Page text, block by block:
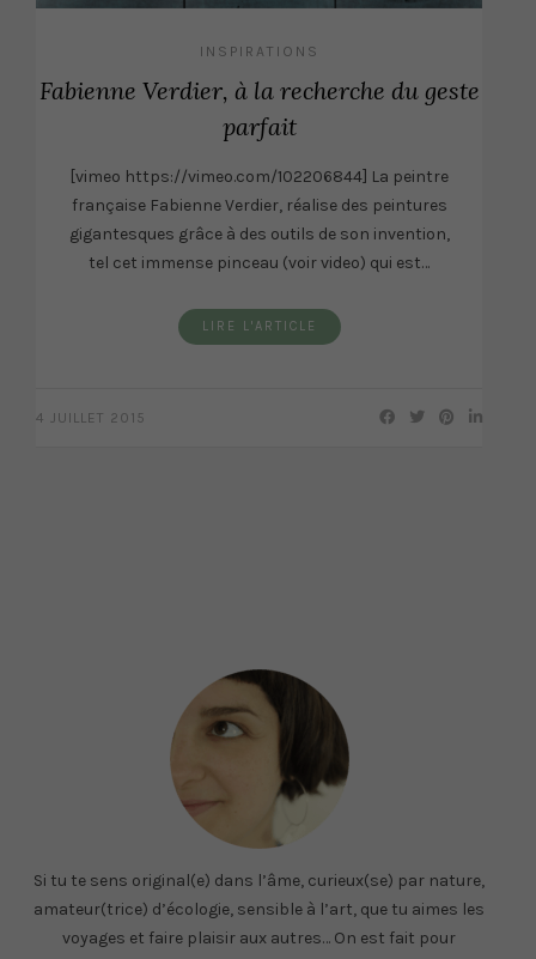
INSPIRATIONS
Fabienne Verdier, à la recherche du geste
parfait
[vimeo https://vimeo.com/102206844] La peintre
française Fabienne Verdier, réalise des peintures
gigantesques grâce à des outils de son invention,
tel cet immense pinceau (voir video) qui est…
LIRE L'ARTICLE
4 JUILLET 2015
Si tu te sens original(e) dans l’âme, curieux(se) par nature,
amateur(trice) d’écologie, sensible à l’art, que tu aimes les
voyages et faire plaisir aux autres… On est fait pour